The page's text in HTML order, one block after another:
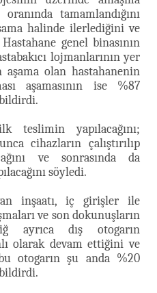
tamamlandığını
halinde ilerlediğini ve
genel binasının
lojmanlarının yer
aşama olan hastahanenin
aşamasının ise %87
bildirdi.
teslimin yapılacağını;
cihazların çalıştırılıp
ve sonrasında da
söyledi.
inşaatı, iç girişler ile
ve son dokunuşların
ayrıca dış otogarın
olarak devam ettiğini ve
otogarın şu anda %20
bildirdi.